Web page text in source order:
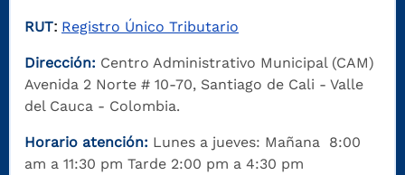
RUT: Registro Único Tributario
Dirección: Centro Administrativo Municipal (CAM)
Avenida 2 Norte # 10-70, Santiago de Cali - Valle
del Cauca - Colombia.
Horario atención: Lunes a jueves: Mañana 8:00
am a 11:30 pm Tarde 2:00 pm a 4:30 pm